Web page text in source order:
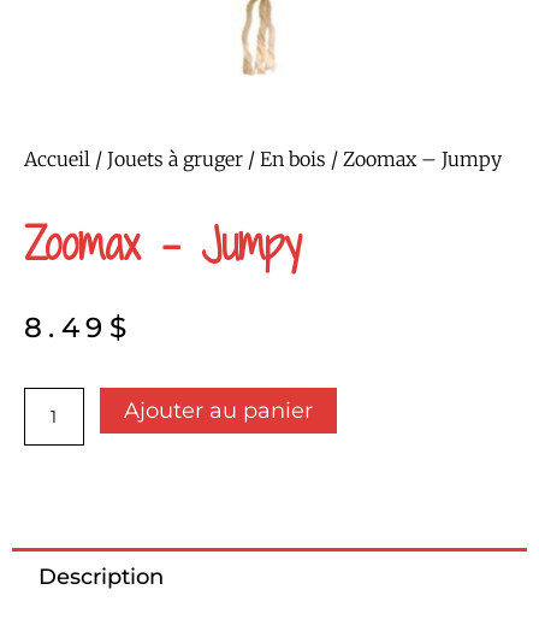
Accueil / Jouets à gruger / En bois / Zoomax – Jumpy
Zoomax – Jumpy
8.49 $
Ajouter au panier
Description